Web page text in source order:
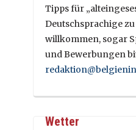
Tipps für
Deutschsprachige
willkommen, sogar
und Bewerbungen
Wetter